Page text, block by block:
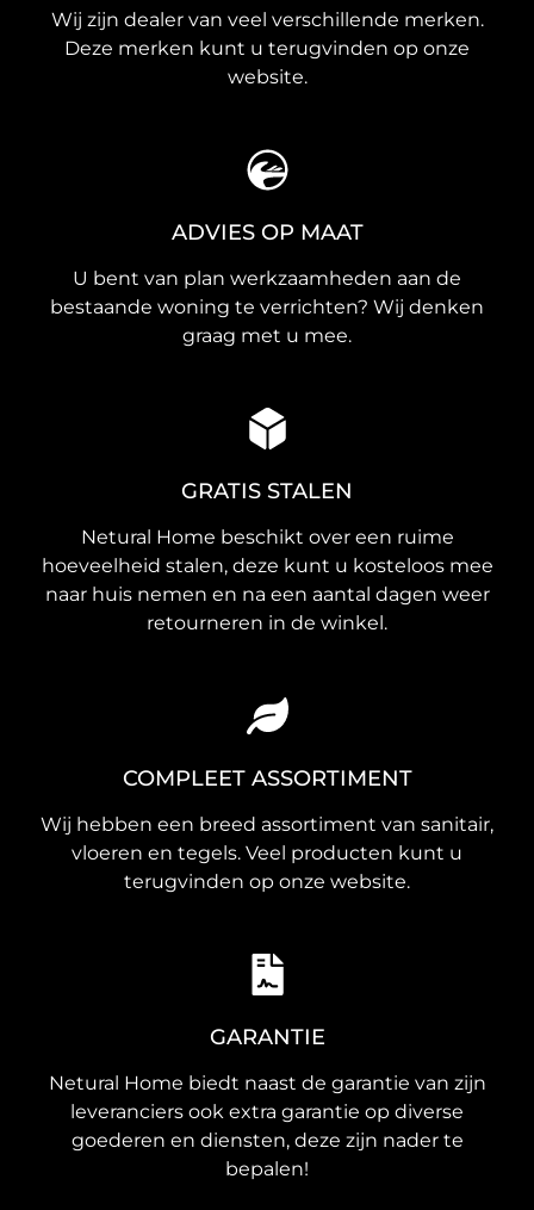
Wij zijn dealer van veel verschillende merken.
Deze merken kunt u terugvinden op onze
website.
ADVIES OP MAAT
U bent van plan werkzaamheden aan de
bestaande woning te verrichten? Wij denken
graag met u mee.
GRATIS STALEN
Netural Home beschikt over een ruime
hoeveelheid stalen, deze kunt u kosteloos mee
naar huis nemen en na een aantal dagen weer
retourneren in de winkel.
COMPLEET ASSORTIMENT
Wij hebben een breed assortiment van sanitair,
vloeren en tegels. Veel producten kunt u
terugvinden op onze website.
GARANTIE
Netural Home biedt naast de garantie van zijn
leveranciers ook extra garantie op diverse
goederen en diensten, deze zijn nader te
bepalen!